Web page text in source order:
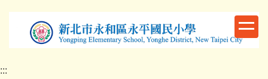
內
:::